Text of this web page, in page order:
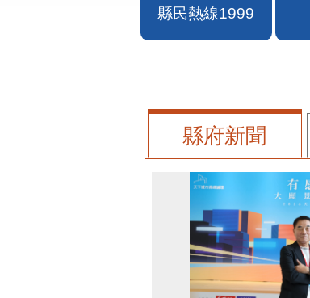
縣民熱線1999
縣府新聞